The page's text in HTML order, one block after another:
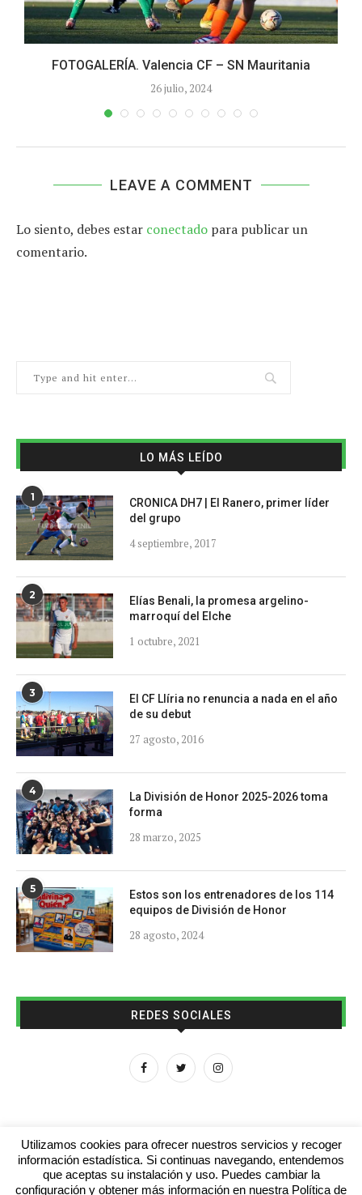
FOTOGALERÍA. Valencia CF – SN Mauritania
26 julio, 2024
LEAVE A COMMENT
Lo siento, debes estar conectado para publicar un
comentario.
LO MÁS LEÍDO
1
CRONICA DH7 | El Ranero, primer líder
del grupo
4 septiembre, 2017
2
Elías Benali, la promesa argelino-
marroquí del Elche
1 octubre, 2021
3
El CF Llíria no renuncia a nada en el año
de su debut
27 agosto, 2016
4
La División de Honor 2025-2026 toma
forma
28 marzo, 2025
5
Estos son los entrenadores de los 114
equipos de División de Honor
28 agosto, 2024
REDES SOCIALES
Aviso legal Contacto Colabora con nosotros
Utilizamos cookies para ofrecer nuestros servicios y recoger
información estadística. Si continuas navegando, entendemos
que aceptas su instalación y uso. Puedes cambiar la
configuración y obtener más información en nuestra Política de